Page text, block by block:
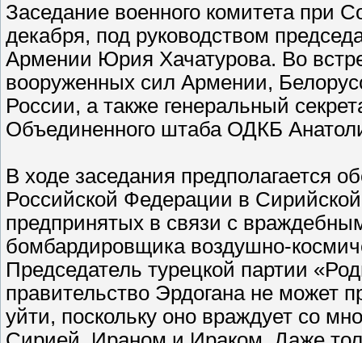
Заседание военного комитета при
декабря, под руководством
Армении Юрия Хачатурова. Во
вооруженных сил Армении,
России, а также генеральный
Объединенного штаба ОДКБ
В ходе заседания предполагается
Российской Федерации в
предпринятых в связи с
бомбардировщика воздушно-
Председатель турецкой партии
правительство Эрдогана не может
уйти, поскольку оно враждует со